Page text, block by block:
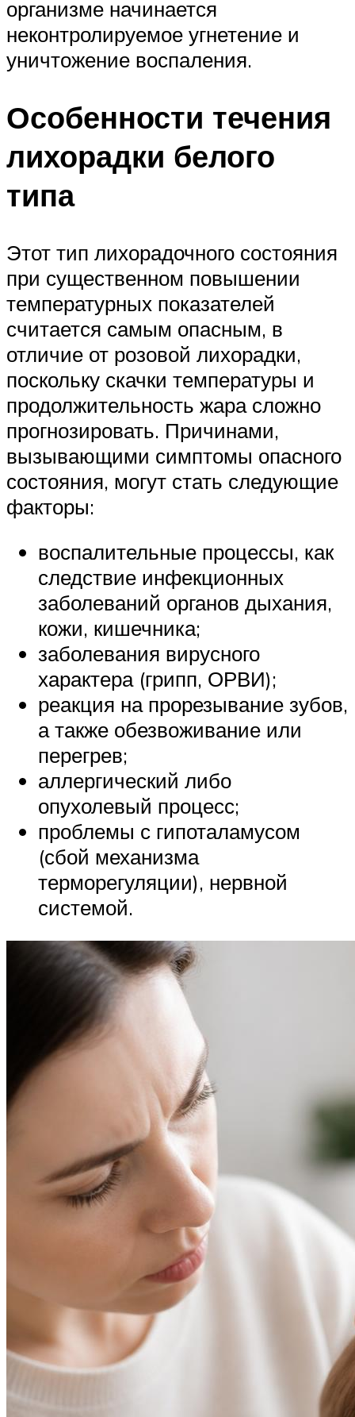
организме начинается
неконтролируемое угнетение и
уничтожение воспаления.
Особенности течения
лихорадки белого
типа
Этот тип лихорадочного состояния
при существенном повышении
температурных показателей
считается самым опасным, в
отличие от розовой лихорадки,
поскольку скачки температуры и
продолжительность жара сложно
прогнозировать. Причинами,
вызывающими симптомы опасного
состояния, могут стать следующие
факторы:
воспалительные процессы, как
следствие инфекционных
заболеваний органов дыхания,
кожи, кишечника;
заболевания вирусного
характера (грипп, ОРВИ);
реакция на прорезывание зубов,
а также обезвоживание или
перегрев;
аллергический либо
опухолевый процесс;
проблемы с гипоталамусом
(сбой механизма
терморегуляции), нервной
системой.